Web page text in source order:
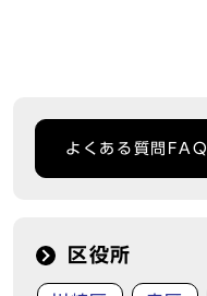
よくある質問FAQ
区役所